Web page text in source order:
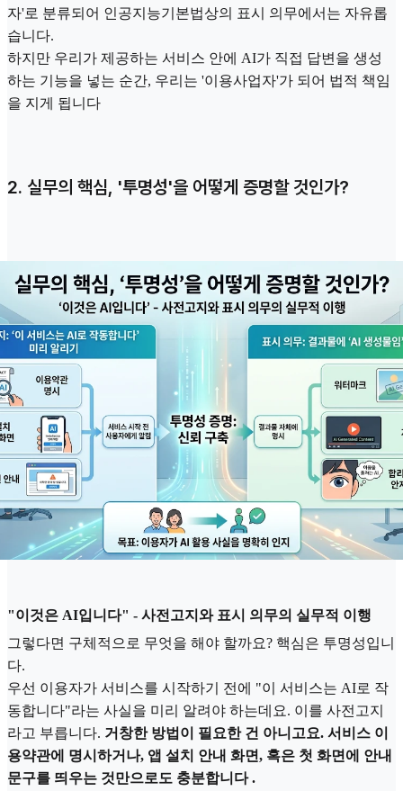
자'로 분류되어 인공지능기본법상의 표시 의무에서는 자유롭
습니다.
하지만 우리가 제공하는 서비스 안에 AI가 직접 답변을 생성
하는 기능을 넣는 순간, 우리는 '이용사업자'가 되어 법적 책임
을 지게 됩니다
2. 실무의 핵심, '투명성'을 어떻게 증명할 것인가?
"이것은 AI입니다" - 사전고지와 표시 의무의 실무적 이행
그렇다면 구체적으로 무엇을 해야 할까요? 핵심은 투명성입니
다.
우선 이용자가 서비스를 시작하기 전에 "이 서비스는 AI로 작
동합니다"라는 사실을 미리 알려야 하는데요. 이를 사전고지
라고 부릅니다. 거창한 방법이 필요한 건 아니고요. 서비스 이
용약관에 명시하거나, 앱 설치 안내 화면, 혹은 첫 화면에 안내
문구를 띄우는 것만으로도 충분합니다 .